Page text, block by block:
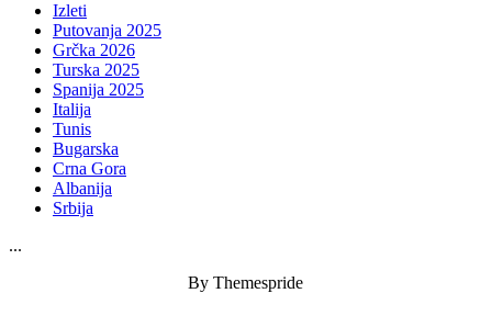
Izleti
Putovanja 2025
Grčka 2026
Turska 2025
Spanija 2025
Italija
Tunis
Bugarska
Crna Gora
Albanija
Srbija
...
By Themespride